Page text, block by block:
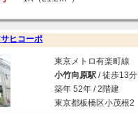
ヒコーポ
東京メトロ有楽町線
小竹向原駅/ 徒歩13分
築年 52年 / 2階建
東京都板橋区小茂根2